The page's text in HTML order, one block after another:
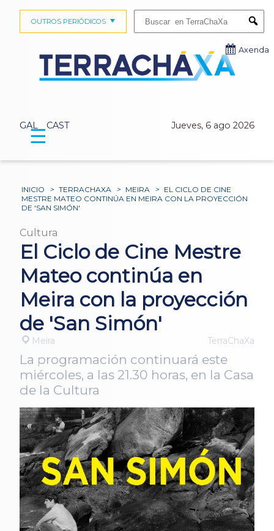
GAL CAST Jueves, 6 ago 2026
OUTROS PERIÓDICOS
Axenda
☰
INICIO > TERRACHAXA > MEIRA > EL CICLO DE CINE
MESTRE MATEO CONTINÚA EN MEIRA CON LA PROYECCIÓN
DE 'SAN SIMÓN'
Cultura
El Ciclo de Cine Mestre
Mateo continúa en
Meira con la proyección
de 'San Simón'
Meira TerraChaXa
La programación continuará este
miércoles, a las 21.30 horas, en la Casa
de la Cultura